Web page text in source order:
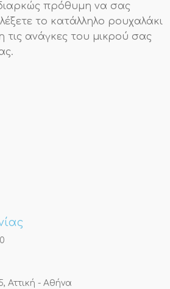
πρόθυμη να σας
το κατάλληλο ρουχαλάκι
ανάγκες του μικρού σας
Αττική - Αθήνα